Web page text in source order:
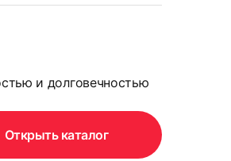
и долговечностью
Открыть каталог